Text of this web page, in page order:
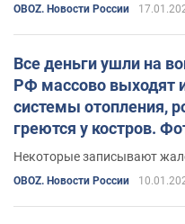
OBOZ. Новости России
Все деньги ушли на
РФ массово выходят
системы отопления,
греются у костров.
Некоторые записывают
OBOZ. Новости России